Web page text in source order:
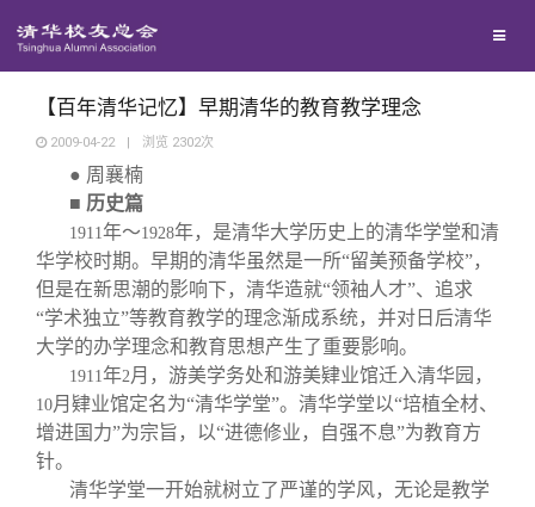
西南联大校友会
义工计划
新媒体平台
青春风采
校友讲坛
校友视界
校友服务
【百年清华记忆】早期清华的教育教学理念
2009-04-22 | 浏览 2302次
● 周襄楠
■ 历史篇
1911年～1928年，是清华大学历史上的清华学堂和清
华学校时期。早期的清华虽然是一所“留美预备学校”，
但是在新思潮的影响下，清华造就“领袖人才”、追求
“学术独立”等教育教学的理念渐成系统，并对日后清华
大学的办学理念和教育思想产生了重要影响。
1911年2月，游美学务处和游美肄业馆迁入清华园，
10月肄业馆定名为“清华学堂”。清华学堂以“培植全材、
增进国力”为宗旨，以“进德修业，自强不息”为教育方
针。
清华学堂一开始就树立了严谨的学风，无论是教学